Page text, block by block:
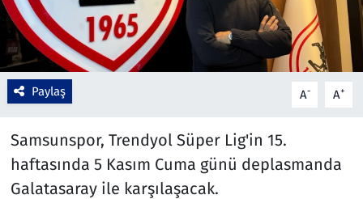
Paylaş A- A+
Samsunspor, Trendyol Süper Lig'in 15.
haftasında 5 Kasım Cuma günü deplasmanda
Galatasaray ile karşılaşacak.